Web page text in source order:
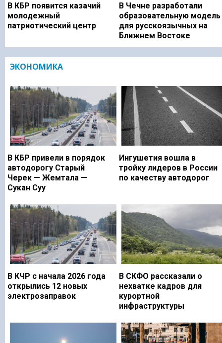
В КБР появится казачий
молодежный
патриотический центр
В Чечне разработали
образовательную модель
для русскоязычных на
Ближнем Востоке
ЭКОНОМИКА
В КБР привели в порядок
автодорогу Старый
Черек — Жемтала —
Сукан Суу
Ингушетия вошла в
тройку лидеров в России
по качеству автодорог
В КЧР с начала 2026 года
открылись 12 новых
электрозаправок
В СКФО рассказали о
нехватке кадров для
курортной
инфраструктуры